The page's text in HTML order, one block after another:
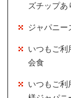
ズチップあ
ジャパニ
いつもご
会食
いつもご利